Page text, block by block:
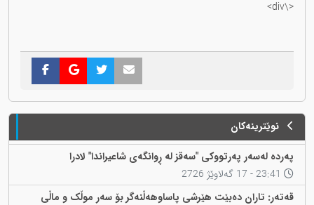
<\div>
نوێترینەکان
پەردە لەسەر پەرتووکی "سەقز لە ڕوانگەی شاعیراندا" لادرا
قەتەر: تاران دەبێت هێرشی پاساوهەڵنەگر بۆ سەر موڵک و ماڵی